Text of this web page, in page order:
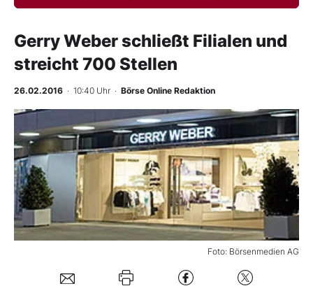
Finanz-Check
BO-Musterdepots
Experten
Mein B:O
Gerry Weber schließt Filialen und
streicht 700 Stellen
26.02.2016 · 10:40 Uhr · Börse Online Redaktion
Foto: Börsenmedien AG
-%